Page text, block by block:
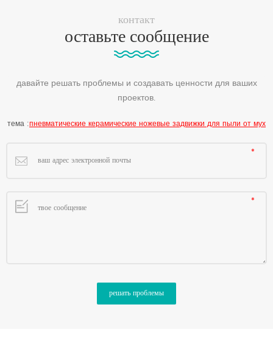
контакт
оставьте сообщение
давайте решать проблемы и создавать ценности для ваших
проектов.
тема :пневматические керамические ножевые задвижки для пыли от мух